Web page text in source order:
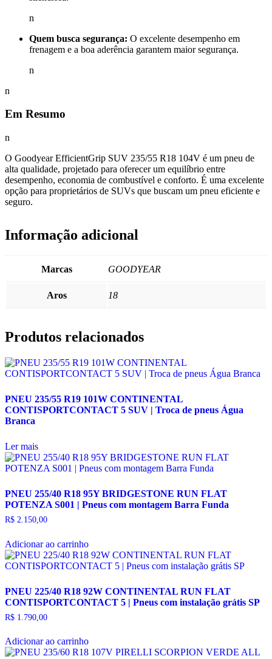
n
Quem busca segurança: O excelente desempenho em
frenagem e a boa aderência garantem maior segurança.
n
n
Em Resumo
n
O Goodyear EfficientGrip SUV 235/55 R18 104V é um pneu de
alta qualidade, projetado para oferecer um equilíbrio entre
desempenho, economia de combustível e conforto. É uma excelente
opção para proprietários de SUVs que buscam um pneu eficiente e
seguro.
Informação adicional
Marcas GOODYEAR
Aros 18
Produtos relacionados
PNEU 235/55 R19 101W CONTINENTAL
CONTISPORTCONTACT 5 SUV | Troca de pneus Água
Branca
Ler mais
PNEU 255/40 R18 95Y BRIDGESTONE RUN FLAT
POTENZA S001 | Pneus com montagem Barra Funda
R$ 2.150,00
Adicionar ao carrinho
PNEU 225/40 R18 92W CONTINENTAL RUN FLAT
CONTISPORTCONTACT 5 | Pneus com instalação grátis SP
R$ 1.790,00
Adicionar ao carrinho